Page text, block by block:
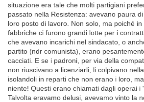
situazione era tale che molti partigiani
passato nella Resistenza: avevano paura
loro posto di lavoro. Non solo, ma poiché
fabbriche ci furono grandi lotte per i
che avevano incarichi nel sindacato, o
partito (ndr comunista), erano
cacciati. E se i padroni, per via della
non riuscivano a licenziarli, li colpivano
isolandoli in reparti che non erano i loro,
niente! Questi erano chiamati dagli operai i
Talvolta eravamo delusi, avevamo vinto la